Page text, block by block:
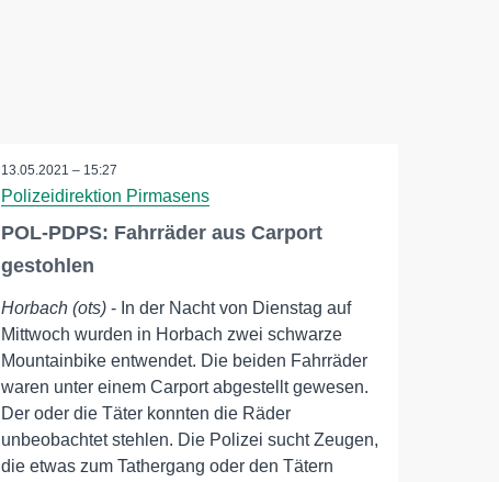
13.05.2021 – 15:27
Polizeidirektion Pirmasens
POL-PDPS: Fahrräder aus Carport
gestohlen
Horbach (ots) - In der Nacht von Dienstag auf
Mittwoch wurden in Horbach zwei schwarze
Mountainbike entwendet. Die beiden Fahrräder
waren unter einem Carport abgestellt gewesen.
Der oder die Täter konnten die Räder
unbeobachtet stehlen. Die Polizei sucht Zeugen,
die etwas zum Tathergang oder den Tätern